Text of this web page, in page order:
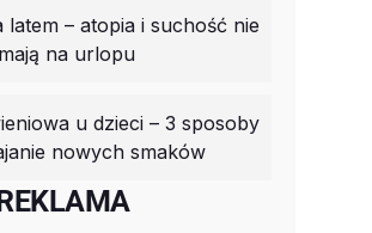
latem – atopia i suchość nie
mają na urlopu
u dzieci – 3 sposoby
nowych smaków